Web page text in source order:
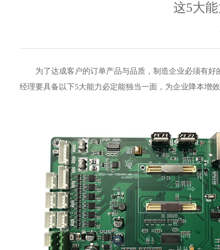
这5大
为了达成客户的订单产品与品质，制造企业必须有好
经理要具备以下5大能力必定能独当一面，为企业降本增